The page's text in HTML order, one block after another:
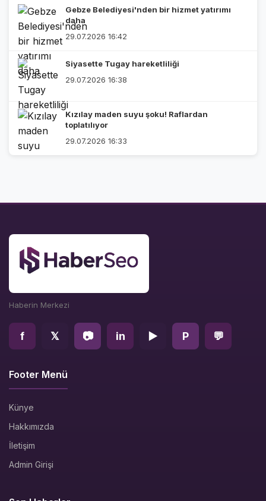
Gebze Belediyesi'nden bir hizmet yatırımı
daha
29.07.2026 16:42
Siyasette Tugay hareketliliği
29.07.2026 16:38
Kızılay maden suyu şoku! Raflardan
toplatılıyor
29.07.2026 16:33
Haberin Merkezi
f 𝕏 📷 in ▶ P 💬
Footer Menü
Künye
Hakkımızda
İletişim
Admin Girişi